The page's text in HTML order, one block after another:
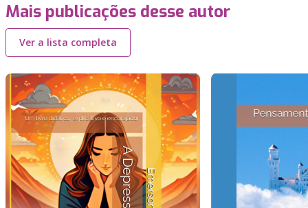
Mais publicações desse autor
Ver a lista completa